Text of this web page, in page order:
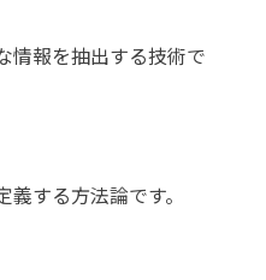
情報を抽出する技術で
する方法論です。